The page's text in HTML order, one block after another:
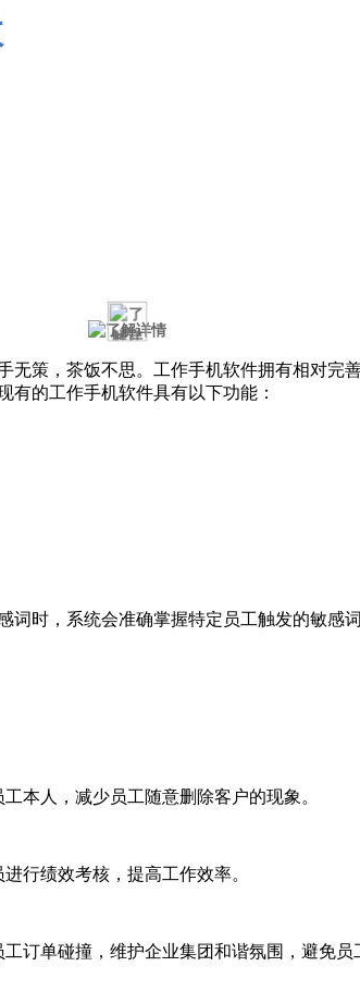
策，茶饭不思。工作手机软件拥有相对
有的工作手机软件具有以下功能：
时，系统会准确掌握特定员工触发的敏感
本人，减少员工随意删除客户的现象。
行绩效考核，提高工作效率。
订单碰撞，维护企业集团和谐氛围，避免员